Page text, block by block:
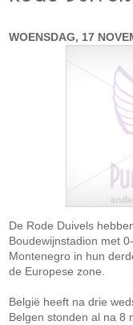
WOENSDAG, 17
De Rode Duivels
Boudewijnstadion met
Montenegro in hun
de Europese zone.
België heeft na drie
Belgen stonden al na 8